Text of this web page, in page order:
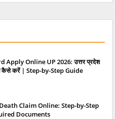
Apply Online UP 2026: उत्तर प्रदेश
कैसे करें | Step-by-Step Guide
Claim Online: Step-by-Step
Documents